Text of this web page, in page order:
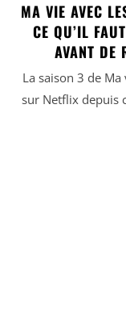
MA VIE AVEC
CE QU’IL
AVANT DE
La saison 3 de
sur Netflix depuis